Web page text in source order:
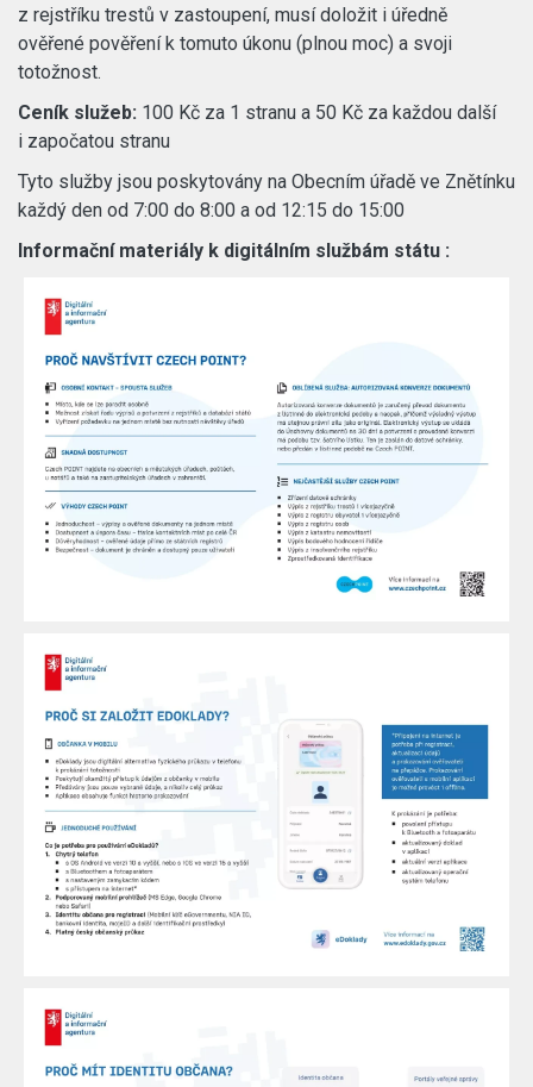
z rejstříku trestů v zastoupení, musí doložit i úředně
ověřené pověření k tomuto úkonu (plnou moc) a svoji
totožnost.
Ceník služeb: 100 Kč za 1 stranu a 50 Kč za každou další
i započatou stranu
Tyto služby jsou poskytovány na Obecním úřadě ve Znětínku
každý den od 7:00 do 8:00 a od 12:15 do 15:00
Informační materiály k digitálním službám státu :